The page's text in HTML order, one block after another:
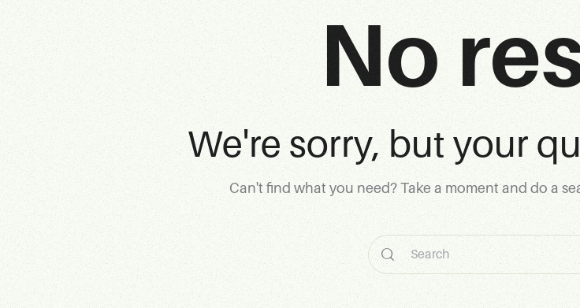
No
We're sorry, but your
Can't find what you need? Take a moment and do a